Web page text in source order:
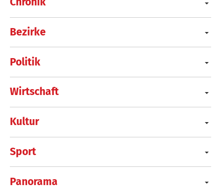
Bezirke
Politik
Wirtschaft
Kultur
Sport
Panorama